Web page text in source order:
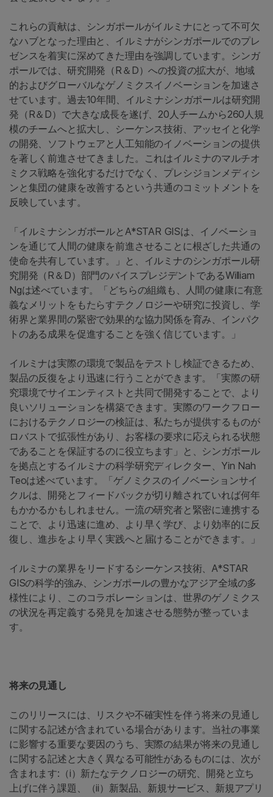
これらの貢献は、シンガポールがイルミナにとって不可欠
なハブとなった理由と、イルミナがシンガポールでのプレ
ゼンスを着実に深めてきた理由を強調しています。シンガ
ポールでは、研究開発（R＆D）への投資の拡大が、地域
的およびグローバルなゲノミクスイノベーションを加速さ
せています。過去10年間、イルミナシンガポールは研究開
発（R＆D）で大きな成長を遂げ、20人チームから260人規
模のチームへと拡大し、シーケンス技術、アッセイと化学
の開発、ソフトウェアと人工知能のイノベーションの提供
を著しく前進させてきました。これはイルミナのマルチオ
ミクス戦略を強化するだけでなく、プレシジョンメディシ
ンと集団の健康を改善するという共通のコミットメントを
反映しています。
「イルミナシンガポールとA*STAR GISは、イノベーショ
ンを通じて人間の健康を前進させることに根ざした共通の
使命を共有しています。」と、イルミナのシンガポール研
究開発（R＆D）部門のバイスプレジデントであるWilliam
Ngは述べています。「どちらの組織も、人間の健康に有意
義なメリットをもたらすテクノロジーや研究に投資し、学
術界と業界間の緊密で効果的な協力関係を育み、インパク
トのある成果を促進することを強く信じています。」
イルミナは実際の環境で製品をテストし検証できるため、
製品の反復をより迅速に行うことができます。「実際の研
究環境でサイエンティストと共同で開発することで、より
良いソリューションを構築できます。実際のワークフロー
におけるテクノロジーの検証は、私たちが提供するものが
ロバストで拡張性があり、お客様の要求に応えられる状態
であることを保証するのに役立ちます」と、シンガポール
を拠点とするイルミナの科学研究ディレクター、Yin Nah
Teoは述べています。「ゲノミクスのイノベーションサイ
クルは、開発とフィードバックが切り離されていれば何年
もかかるかもしれません。一流の研究者と緊密に連携する
ことで、より迅速に進め、より早く学び、より効率的に反
復し、進歩をより早く実践へと届けることができます。」
イルミナの業界をリードするシーケンス技術、A*STAR
GISの科学的強み、シンガポールの豊かなアジア全域の多
様性により、このコラボレーションは、世界のゲノミクス
の状況を再定義する発見を加速させる態勢が整っていま
す。
将来の見通し
このリリースには、リスクや不確実性を伴う将来の見通し
に関する記述が含まれている場合があります。当社の事業
に影響する重要な要因のうち、実際の結果が将来の見通し
に関する記述と大きく異なる可能性があるものには、次が
含まれます:（i）新たなテクノロジーの研究、開発と立ち
上げに伴う課題、（ii）新製品、新規サービス、新規アプリ